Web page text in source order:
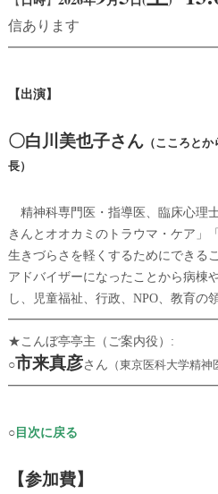
信あります
【出演】
〇白川美也子さん（こころと
長）
精神科専門医・指導医、臨床心理
きんとオオカミのトラウマ・ケア
生きづらさを軽くするためにできる
アドバイザーになったことから病棟
し、児童福祉、行政、NPO、教育の
★こんぼ亭亭主（ご案内役）:
○市来真彦さん （東京医科大学精
○目次に戻る
【参加費】